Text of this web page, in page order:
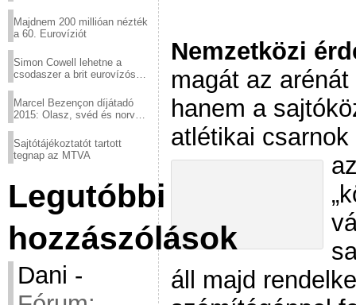
Majdnem 200 millióan nézték
a 60. Eurovíziót
Simon Cowell lehetne a
csodaszer a brit eurovízós
Marcel Bezençon díjátadó
2015: Olasz, svéd és norvég
Sajtótájékoztatót tartott
tegnap az MTVA
Legutóbbi
hozzászólások
Dani -
Nemzetközi
magát az
hanem a
atlétikai
áll majd